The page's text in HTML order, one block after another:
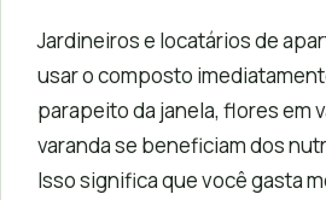
Jardineiros e locatários de
usar o composto
parapeito da janela, flores em
varanda se beneficiam dos
Isso significa que você gasta